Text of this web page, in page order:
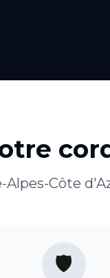
Alpes-Côte
🛡️